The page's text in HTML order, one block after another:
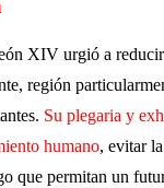
XIV urgió a
región
Su plegaria y
humano, evitar
que permitan un